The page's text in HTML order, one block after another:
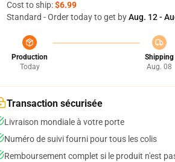
Cost to ship:$6.99
Standard - Order today to get byAug. 12 -
Production
Today
Shipping
Aug. 08
Transaction sécurisée
Livraison mondiale à votre porte
Numéro de suivi fourni pour tous les colis
Remboursement complet si le produit n'est